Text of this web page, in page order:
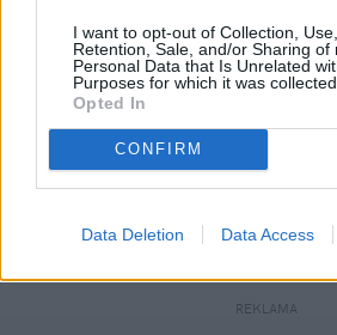
I want to opt-out of Collection, Use,
Retention, Sale, and/or Sharing of
Personal Data that Is Unrelated
Purposes for which it was collected.
Opted In
CONFIRM
Data Deletion Data Access
wskazując wypowiedzi m.in.
Tuska i marszałka Sejmu
– Jak państwo wiecie, jest często
antyamerykańską narracją wielu
w Polsce i polskiego rządu. Jest
egzekwowaniem tego, co na
politycznym ustalę z Donaldem
REKLAMA